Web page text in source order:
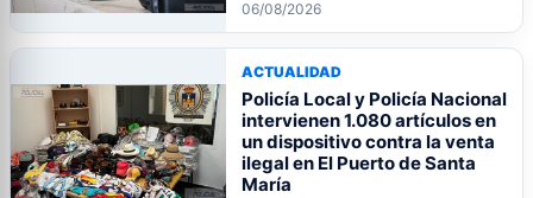
06/08/2026
ACTUALIDAD
Policía Local y Policía Nacional
intervienen 1.080 artículos en
un dispositivo contra la venta
ilegal en El Puerto de Santa
María